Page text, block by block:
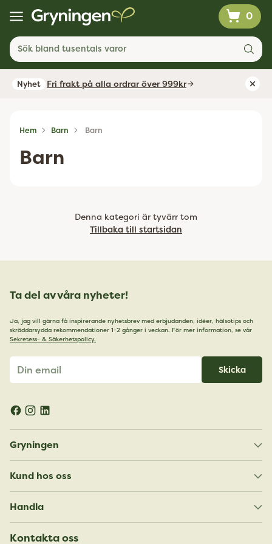
0
Sök bland tusentals varor
Nyhet Fri frakt på alla ordrar över 999kr
Hem Barn Barn
Barn
Denna kategori är tyvärr tom
Tillbaka till startsidan
Ta del av våra nyheter!
Ja, jag vill gärna få inspirerande nyhetsbrev med erbjudanden, idéer, hälsotips och
skräddarsydda rekommendationer 1-2 gånger i veckan. För mer information, se vår
Sekretess- & Säkerhetspolicy.
email
Skicka
Gryningen
Kund hos oss
Handla
Kontakta oss